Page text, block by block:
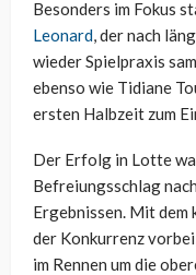
Besonders im Fokus
Leonard, der nach
wieder Spielpraxis
ebenso wie Tidiane
ersten Halbzeit zum
Der Erfolg in Lotte
Befreiungsschlag
Ergebnissen. Mit dem
der Konkurrenz
im Rennen um die